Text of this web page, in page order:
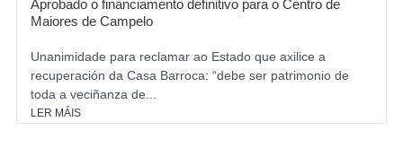
Aprobado o financiamento definitivo para o Centro de
Maiores de Campelo
Unanimidade para reclamar ao Estado que axilice a
recuperación da Casa Barroca: “debe ser patrimonio de
toda a veciñanza de...
LER MÁIS